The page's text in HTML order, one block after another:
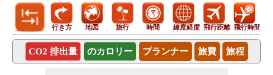
行き方 地図 旅行 時間 緯度経度 飛行距離 飛行時間
CO2 排出量 のカロリー プランナー 旅費 旅程